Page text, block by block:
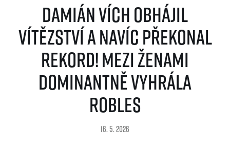
RunCzech Store
Running Mall
Běžecké série
Běžecká liga
Damián Vích obhájil
vítězství a navíc překonal
rekord! Mezi ženami
dominantně vyhrála
Robles
16. 5. 2026